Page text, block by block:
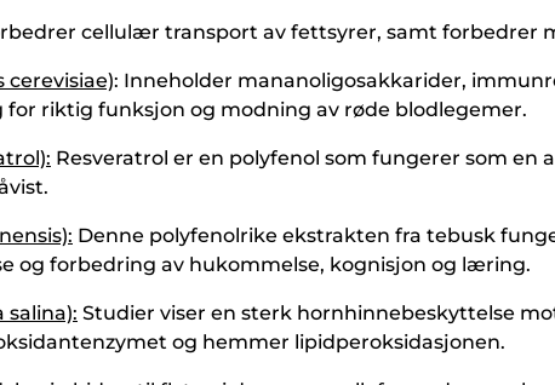
cellulær transport av fettsyrer, samt forbedrer
: Inneholder mananoligosakkarider,
for riktig funksjon og modning av røde blodlegemer.
Resveratrol er en polyfenol som fungerer som
Denne polyfenolrike ekstrakten fra tebusk
og forbedring av hukommelse, kognisjon og læring.
salina): Studier viser en sterk hornhinnebeskyttelse
og hemmer lipidperoksidasjonen.